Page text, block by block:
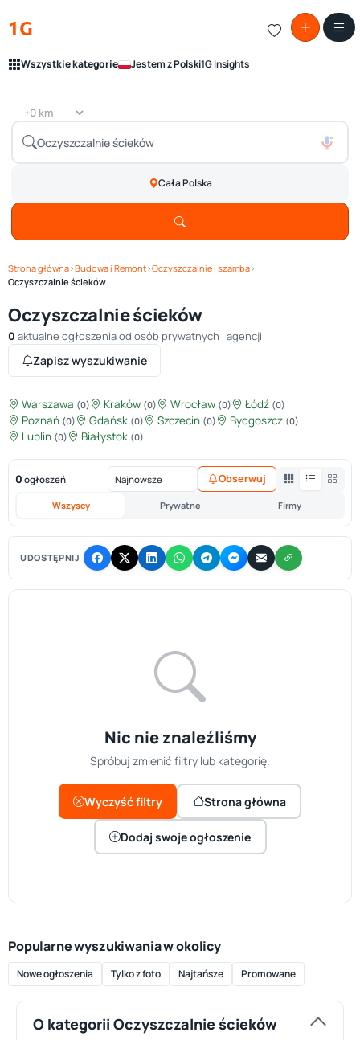
1G
Wszystkie kategorie Jestem z Polski1G Insights
Cała Polska
Strona główna›Budowa i Remont›Oczyszczalnie i szamba›
Oczyszczalnie ścieków
Oczyszczalnie ścieków
0 aktualne ogłoszenia od osób prywatnych i agencji
Zapisz wyszukiwanie
Warszawa (0) Kraków (0) Wrocław (0) Łódź (0)
Poznań (0) Gdańsk (0) Szczecin (0) Bydgoszcz (0)
Lublin (0) Białystok (0)
0 ogłoszeń
Wszyscy Prywatne Firmy
Obserwuj
UDOSTĘPNIJ
Nic nie znaleźliśmy
Spróbuj zmienić filtry lub kategorię.
Wyczyść filtry Strona główna
Dodaj swoje ogłoszenie
Popularne wyszukiwania w okolicy
Nowe ogłoszenia Tylko z foto Najtańsze Promowane
O kategorii Oczyszczalnie ścieków